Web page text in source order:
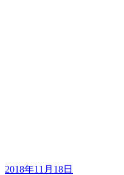
2018年11月18日